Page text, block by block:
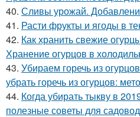
40. Сливы урожай.
41. Расти фрукты и ягоды в
42. Как хранить свежие
Хранение огурцов в
43. Убираем горечь из
убрать горечь из огурцов:
44. Когда убирать тыкву в
полезные советы для